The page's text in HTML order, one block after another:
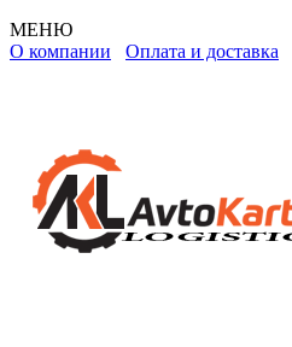
МЕНЮ
О компании
Оплата и доставка